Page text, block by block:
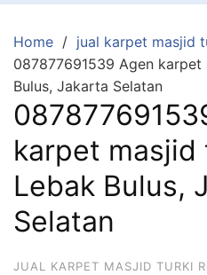
Home
jual karpet masjid
087877691539 Agen
Bulus, Jakarta Selatan
karpet masjid
Lebak Bulus,
Selatan
JUAL KARPET MASJID TURKI